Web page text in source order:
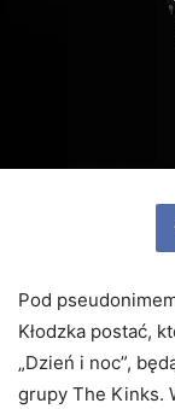
Pod
Kłodzka postać,
„Dzień i noc”,
grupy The Kinks.